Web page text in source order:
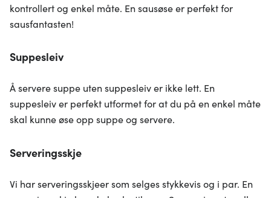
kontrollert og enkel måte. En sausøse er perfekt for
sausfantasten!
Suppesleiv
Å servere suppe uten suppesleiv er ikke lett. En
suppesleiv er perfekt utformet for at du på en enkel måte
skal kunne øse opp suppe og servere.
Serveringsskje
Vi har serveringsskjeer som selges stykkevis og i par. En